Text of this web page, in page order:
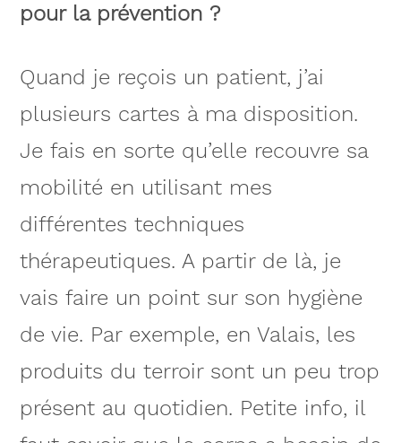
pour la prévention ?
Quand je reçois un patient, j’ai
plusieurs cartes à ma disposition.
Je fais en sorte qu’elle recouvre sa
mobilité en utilisant mes
différentes techniques
thérapeutiques. A partir de là, je
vais faire un point sur son hygiène
de vie. Par exemple, en Valais, les
produits du terroir sont un peu trop
présent au quotidien. Petite info, il